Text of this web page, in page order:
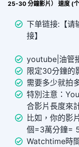
25-30 分鐘影片） 速度 (
下单链接:【请
接】
youtube|油管
限定30分鐘的
需要多少就拍
特別注意：
合影片長度來
比如，你的影
個=3萬分鐘=
Watchtime時